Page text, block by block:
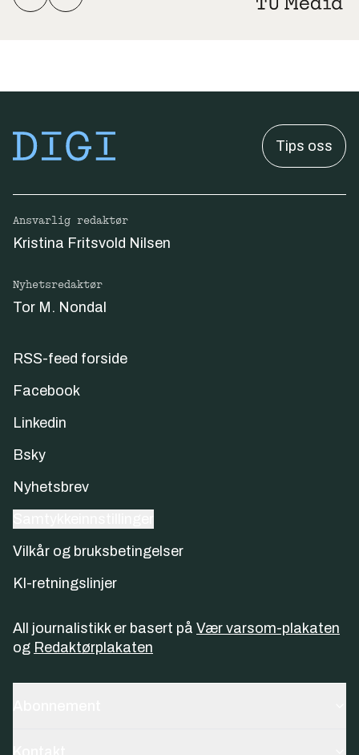
Tips oss
Ansvarlig redaktør
Kristina Fritsvold Nilsen
Nyhetsredaktør
Tor M. Nondal
RSS-feed forside
Facebook
Linkedin
Bsky
Nyhetsbrev
Vilkår og bruksbetingelser
KI-retningslinjer
All journalistikk er basert på Vær varsom-plakaten
og Redaktørplakaten